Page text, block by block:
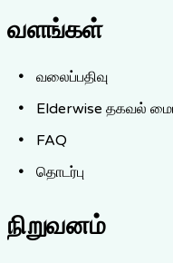
வளங்கள்
வலைப்பதிவு
Elderwise தகவல்
FAQ
தொடர்பு
நிறுவனம்